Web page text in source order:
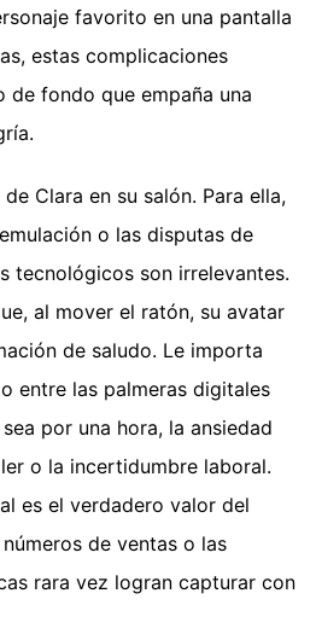
favorito en una pantalla
estas complicaciones
de fondo que empaña una
Clara en su salón. Para ella,
o las disputas de
tecnológicos son irrelevantes.
al mover el ratón, su avatar
de saludo. Le importa
entre las palmeras digitales
por una hora, la ansiedad
o la incertidumbre laboral.
es el verdadero valor del
de ventas o las
rara vez logran capturar con